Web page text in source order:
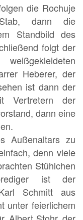
die Rochuje
dann die
Standbild des
folgt der
Heberer, der
ist dann der
Vertretern der
dann eine
Außenaltars zu
denn viele
Stühlchen
ist der
Schmitt aus
unter feierlichem